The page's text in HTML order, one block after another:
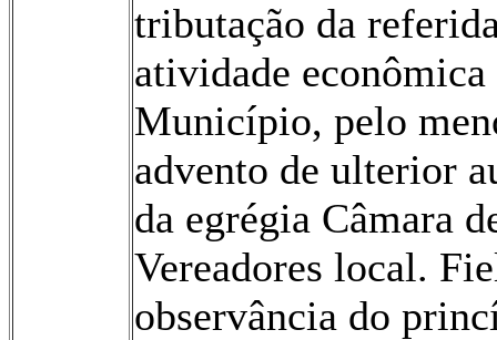
tributação da
atividade econômica
Município, pelo
advento de ulterior
da egrégia Câmara
Vereadores local.
observância do